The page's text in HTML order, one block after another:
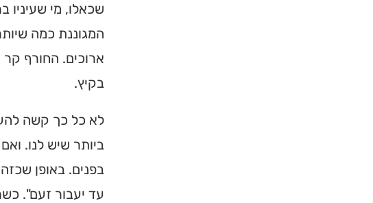
שכאלו, מי
המגוננת כמה
ארוכים. החורף קר
בקיץ.
לא כל כך קשה
ביותר שיש לנו.
בפנים. באופן
עד יעבור זעם".